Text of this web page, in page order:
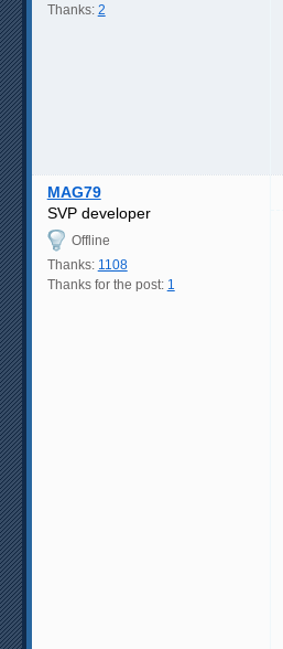
Thanks: 2
MAG79
SVP developer
Offline
Thanks: 1108
Thanks for the post: 1